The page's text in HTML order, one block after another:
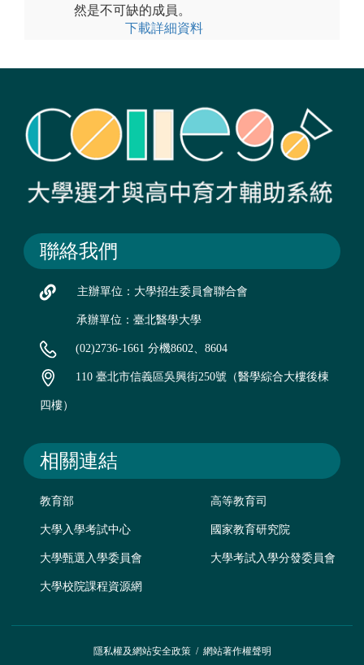
然是不可缺的成員。
下載詳細資料
聯絡我們
主辦單位：大學招生委員會聯合會
承辦單位：臺北醫學大學
(02)2736-1661 分機8602、8604
110 臺北市信義區吳興街250號（醫學綜合大樓後棟
四樓）
相關連結
教育部 高等教育司
大學入學考試中心 國家教育研究院
大學甄選入學委員會 大學考試入學分發委員會
大學校院課程資源網
隱私權及網站安全政策/ 網站著作權聲明